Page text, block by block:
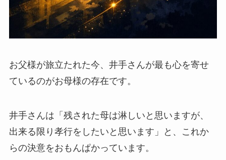
お父様が旅立たれた今、井手さんが最も心を寄せ
ているのがお母様の存在です。
井手さんは「残された母は淋しいと思いますが、
出来る限り孝行をしたいと思います」と、これか
らの決意をおもんぱかっています。